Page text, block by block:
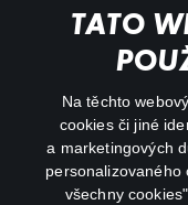
TATO
Na těchto
cookies či jiné
a marketingových
personalizovaného
všechny
My profile
facebook